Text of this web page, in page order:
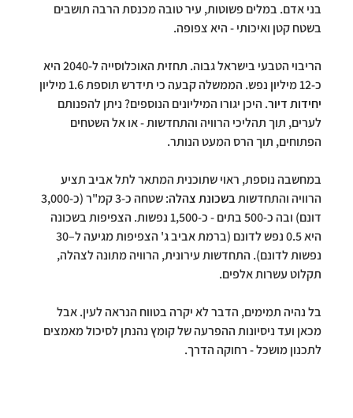
בני אדם. במלים פשוטות, עיר טובה מכנסת הרבה תושבים
בשטח קטן ואיכותי - היא צפופה.
הריבוי הטבעי בישראל גבוה. תחזית האוכלוסייה ל-2040 היא
כ-12 מיליון נפש. הממשלה קבעה כי תידרש תוספת 1.6 מיליון
יחידות דיור. היכן יגורו המיליונים הנוספים? ניתן להפנותם
לערים, תוך תהליכי הרוויה והתחדשות - או אל השטחים
הפתוחים, תוך הרס המעט הנותר.
במחשבה נוספת, ראוי שתוכנית המתאר לתל אביב תציע
הרוויה והתחדשות בשכונת צהלה
דונם) ובה כ-500 בתים - כ-1,500 נפשות. הצפיפות בשכונה
נפשות לדונם). התחדשות עירונית, הרוויה מתונה לצהלה,
תקלוט עשרות אלפים.
בל נהיה תמימים, הדבר לא יקרה בטווח הנראה לעין. אבל
מכאן ועד ניסיונות ההפרעה של קומץ נהנתן לסיכול מאמצים
לתכנון מושכל - רחוקה הדרך.